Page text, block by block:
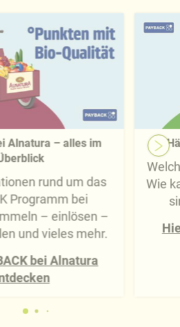
Alnatura – alles im
rund um das
Programm bei
– einlösen –
und vieles mehr.
bei Alnatura
Wie